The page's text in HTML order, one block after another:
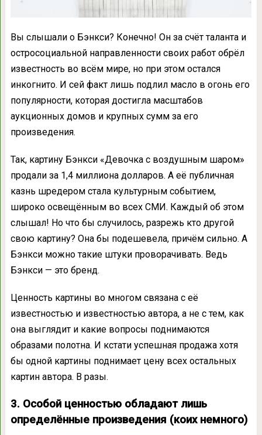
Вы слышали о Бэнкси? Конечно! Он за счёт таланта и
остросоциальной направленности своих работ обрёл
известность во всём мире, но при этом остался
инкогнито. И сей факт лишь подлил масло в огонь его
популярности, которая достигла масштабов
аукционных домов и крупных сумм за его
произведения.
Так, картину Бэнкси «Девочка с воздушным шаром»
продали за 1,4 миллиона долларов. А её публичная
казнь шредером стала культурным событием,
широко освещённым во всех СМИ. Каждый об этом
слышал! Но что бы случилось, разрежь кто другой
свою картину? Она бы подешевела, причём сильно. А
Бэнкси можно такие штуки проворачивать. Ведь
Бэнкси — это бренд.
Ценность картины во многом связана с её
известностью и известностью автора, а не с тем, как
она выглядит и какие вопросы поднимаются
образами полотна. И кстати успешная продажа хотя
бы одной картины поднимает цену всех остальных
картин автора. В разы.
3. Особой ценностью обладают лишь
определённые произведения (коих немного)